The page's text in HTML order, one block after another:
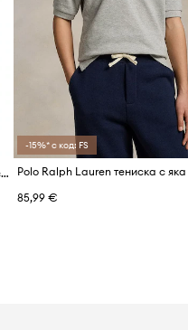
Polo Ralph Lauren - Детска тениска с яка 110-128 cm
-15%* с код: FS
85,99 €